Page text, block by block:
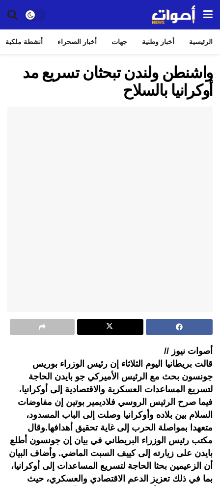
الرئيسية أخبار وطنية جهات أخبار الصحراء أنشطة ملكية
واشنطن ولندن تبحثان تسريع مد
أوكرانيا بالسلاح
أصوات نيوز //
قالت بريطانيا اليوم الثلاثاء إن رئيس الوزراء بوريس
جونسون بحث مع الرئيس الأميركي جو بايدن الحاجة
لتسريع المساعدات العسكرية والاقتصادية إلى أوكرانيا،
فيما صرح الرئيس الروسي فلاديمير بوتين إن مفاوضات
السلام بين بلاده وأوكرانيا وصلت إلى الباب المسدود،
متعهدا بمواصلة الحرب إلى غاية تحقيق أهدافها.وقال
مكتب رئيس الوزراء البريطاني في بيان إن جونسون أطلع
بايدن على زيارته إلى كييف السبت الماضي. وأضاف البيان
أن الزعيمين بحثا الحاجة لتسريع المساعدات إلى أوكرانيا،
بما في ذلك تعزيز الدعم الاقتصادي والعسكري، حيث